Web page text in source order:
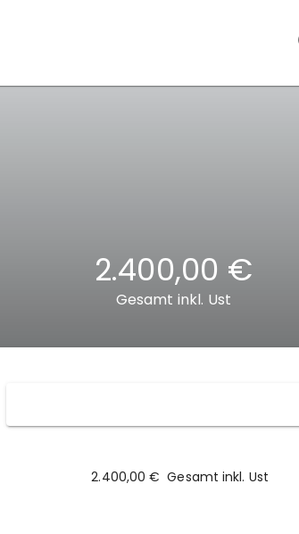
2.400,00 €
Gesamt inkl. Ust
2.400,00 € Gesamt inkl. Ust